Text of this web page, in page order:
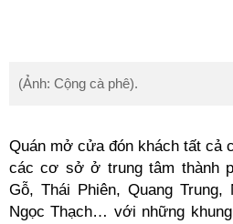
(Ảnh: Cộng cà phê).
Quán mở cửa đón khách tất cả
các cơ sở ở trung tâm thành
Gỗ, Thái Phiên, Quang Trung,
Ngọc Thạch… với những